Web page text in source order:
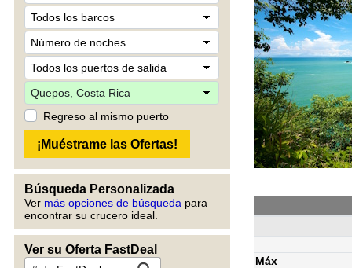
Regreso al mismo puerto
Búsqueda Personalizada
Ver más opciones de búsqueda para
encontrar su crucero ideal.
Ver su Oferta FastDeal
Máx